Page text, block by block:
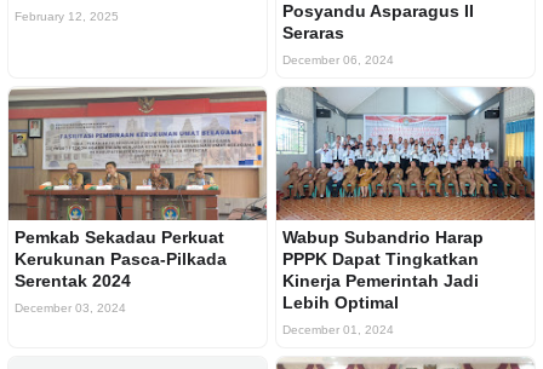
February 12, 2025
Posyandu Asparagus II
Seraras
December 06, 2024
Pemkab Sekadau Perkuat
Kerukunan Pasca-Pilkada
Serentak 2024
December 03, 2024
Wabup Subandrio Harap
PPPK Dapat Tingkatkan
Kinerja Pemerintah Jadi
Lebih Optimal
December 01, 2024